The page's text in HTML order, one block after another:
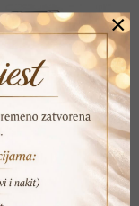
×